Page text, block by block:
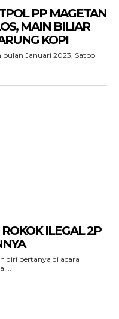
PP MAGETAN
MAIN BILIAR
KOPI
Januari 2023, Satpol
ILEGAL 2P
diri bertanya di acara